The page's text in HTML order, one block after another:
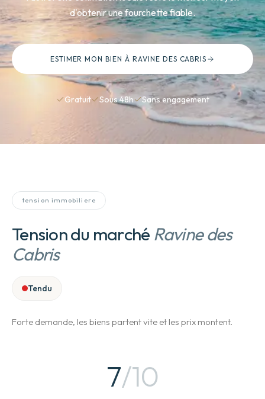
d'obtenir une fourchette fiable.
ESTIMER MON BIENÀ RAVINE DES CABRIS
Gratuit Sous 48h Sans engagement
tension immobiliere
Tension du marché Ravine des
Cabris
Tendu
Forte demande, les biens partent vite et les prix montent.
7/10